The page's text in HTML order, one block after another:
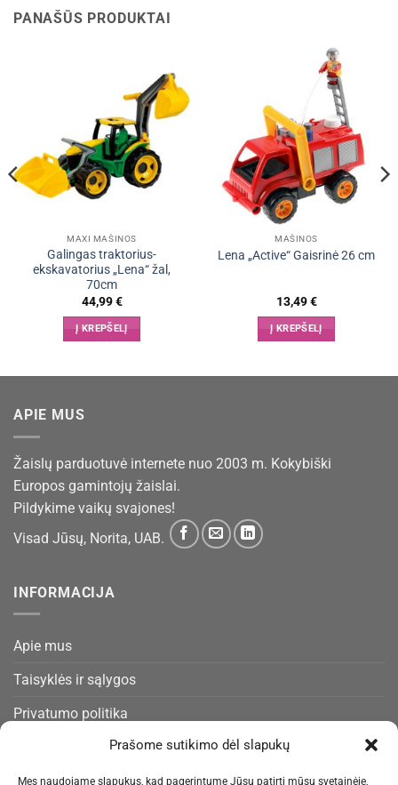
Prašome sutikimo dėl slapukų
Mes naudojame slapukus, kad pagerintume Jūsų patirtį mūsų svetainėje,
PANAŠŪS PRODUKTAI
MAXI MAŠINOS
Galingas traktorius-
ekskavatorius „Lena“ žal,
70cm
44,99€
Į KREPŠELĮ
MAŠINOS
Lena „Active“ Gaisrinė 26 cm
13,49€
Į KREPŠELĮ
APIE MUS
Žaislų parduotuvė internete nuo 2003 m. Kokybiški
Europos gamintojų žaislai.
Pildykime vaikų svajones!
Visad Jūsų, Norita, UAB.
INFORMACIJA
Apie mus
Taisyklės ir sąlygos
Privatumo politika
Slapukų politika
Pristatymas ir gražinimas